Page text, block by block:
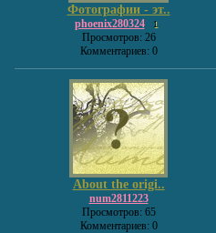
Фотографии - эт..
phoenix280324 1
Просмотров: 26
Комментариев: 0
About the origi..
num2811223
Просмотров: 65
Комментариев: 0